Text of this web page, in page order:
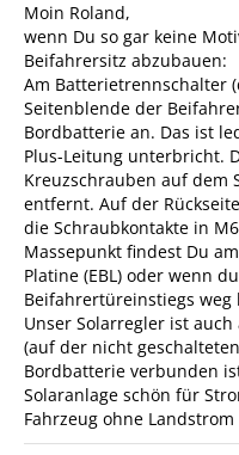
Moin Roland,
wenn Du so gar keine
Beifahrersitz abzubauen:
Am Batterietrennschalter
Seitenblende der
Bordbatterie an. Das ist
Plus-Leitung unterbricht.
Kreuzschrauben auf dem
entfernt. Auf der
die Schraubkontakte in
Massepunkt findest Du
Platine (EBL) oder wenn
Beifahrertüreinstiegs weg
Unser Solarregler ist
(auf der nicht
Bordbatterie verbunden
Solaranlage schön für
Fahrzeug ohne Landstrom